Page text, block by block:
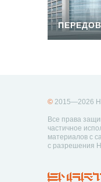
© 2015—2026
Все права
частичное
материалов с
с разрешения